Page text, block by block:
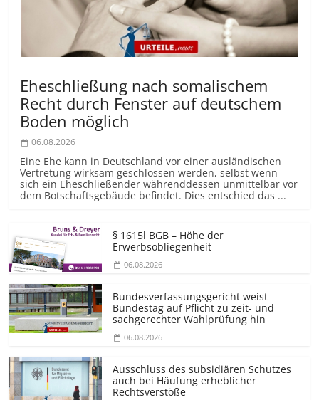
Eheschließung nach somalischem
Recht durch Fenster auf deutschem
Boden möglich
06.08.2026
Eine Ehe kann in Deutschland vor einer ausländischen
Vertretung wirksam geschlossen werden, selbst wenn
sich ein Eheschließender währenddessen unmittelbar vor
dem Botschaftsgebäude befindet. Dies entschied das ...
§ 1615l BGB – Höhe der
Erwerbsobliegenheit
06.08.2026
Bundesver­fassungsgericht weist
Bundestag auf Pflicht zu zeit- und
sachgerechter Wahlprüfung hin
06.08.2026
Ausschluss des subsidiären Schutzes
auch bei Häufung erheblicher
Rechtsverstöße